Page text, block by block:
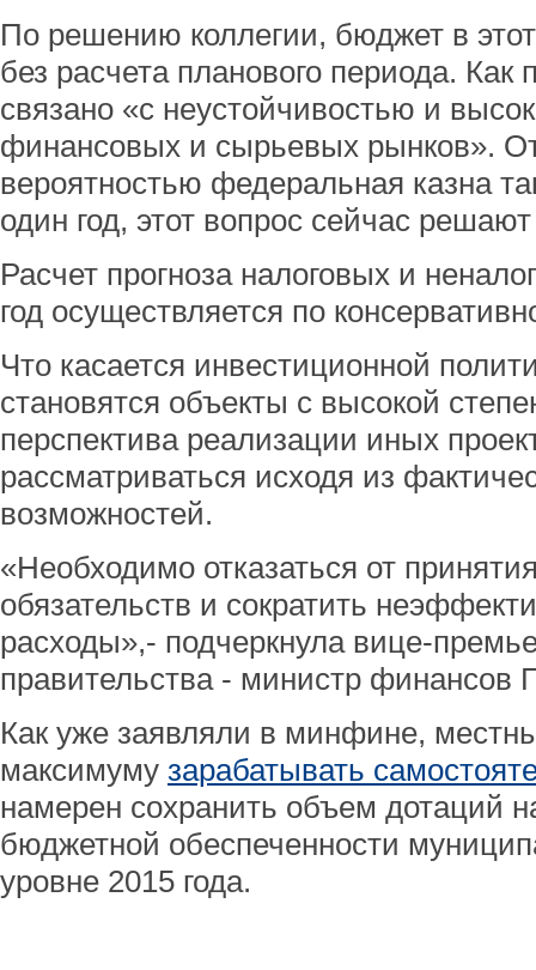
По решению коллегии, бюджет в
без расчета планового периода.
связано «с неустойчивостью и
финансовых и сырьевых рынков».
вероятностью федеральная казна
один год, этот вопрос сейчас
Расчет прогноза налоговых и
год осуществляется по
Что касается инвестиционной
становятся объекты с высокой
перспектива реализации иных
рассматриваться исходя из
возможностей.
«Необходимо отказаться от
обязательств и сократить
расходы»,- подчеркнула вице-
правительства - министр финансов
Как уже заявляли в минфине,
максимуму зарабатывать
намерен сохранить объем дотаций
бюджетной обеспеченности
уровне 2015 года.